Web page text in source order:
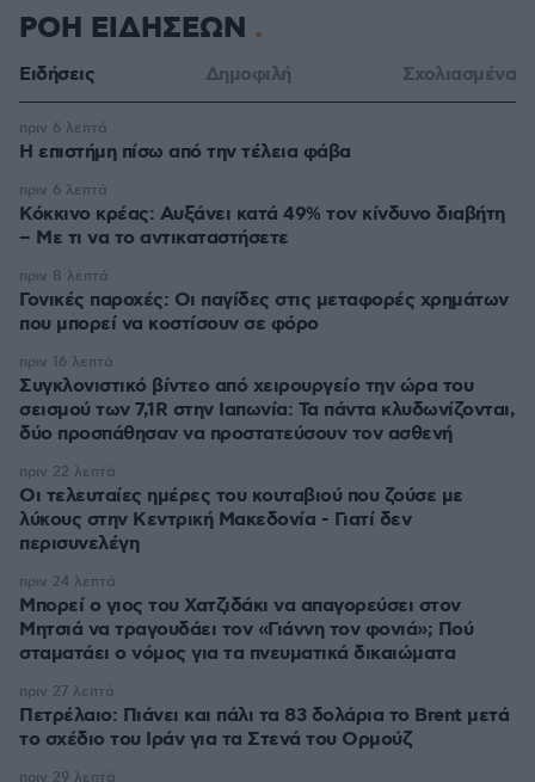
ΡΟΗ ΕΙΔΗΣΕΩΝ
Ειδήσεις Δημοφιλή Σχολιασμένα
Η επιστήμη πίσω από την τέλεια φάβα
πριν 6 λεπτά
Κόκκινο κρέας: Αυξάνει κατά 49% τον κίνδυνο διαβήτη
– Με τι να το αντικαταστήσετε
πριν 6 λεπτά
Γονικές παροχές: Οι παγίδες στις μεταφορές χρημάτων
που μπορεί να κοστίσουν σε φόρο
πριν 8 λεπτά
Συγκλονιστικό βίντεο από χειρουργείο την ώρα του
σεισμού των 7,1R στην Ιαπωνία: Τα πάντα κλυδωνίζονται,
δύο προσπάθησαν να προστατεύσουν τον ασθενή
πριν 16 λεπτά
Οι τελευταίες ημέρες του κουταβιού που ζούσε με
λύκους στην Κεντρική Μακεδονία - Γιατί δεν
περισυνελέγη
πριν 22 λεπτά
Μπορεί ο γιος του Χατζιδάκι να απαγορεύσει στον
Μητσιά να τραγουδάει τον «Γιάννη τον φονιά»; Πού
σταματάει ο νόμος για τα πνευματικά δικαιώματα
πριν 24 λεπτά
Πετρέλαιο: Πιάνει και πάλι τα 83 δολάρια το Brent μετά
το σχέδιο του Ιράν για τα Στενά του Ορμούζ
πριν 27 λεπτά
πριν 29 λεπτά